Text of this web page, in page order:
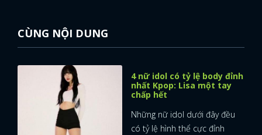
CÙNG NỘI DUNG
4 nữ idol có tỷ lệ body đỉnh
nhất Kpop: Lisa một tay
chấp hết
Những nữ idol dưới đây đều
có tỷ lệ hình thể cực đỉnh